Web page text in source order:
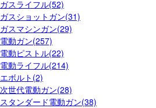
ガスライフル(52)
ガスショットガン(31)
ガスマシンガン(29)
電動ガン(257)
電動ピストル(22)
電動ライフル(214)
エボルト(2)
次世代電動ガン(28)
スタンダード電動ガン(38)